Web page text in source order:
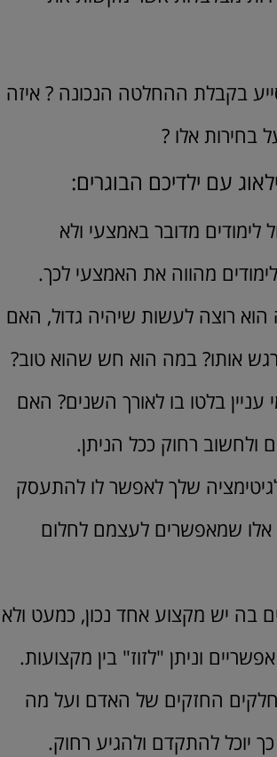
בקבלת ההחלטה הנכונה ? איזה
בחירות אלו ?
עם ילדיכם הבוגרים:
מדובר באמצעי ולא
מהווה את האמצעי לכך.
רוצה לעשות שיהיה גדול, האם
אותו? במה הוא חש שהוא טוב?
בלטו בו לאורך השנים? האם
ולחשוב רחוק ככל הניתן.
שלך לאפשר לו להתעסק
אלו שמאפשרים לעצמם לחלום
בה יש מקצוע אחד נכון, כמעט ולא
אפשריים וניתן "לזוז" בין מקצועות.
החזקים של האדם ועל מה
יוכל להתקדם ולהגיע רחוק.